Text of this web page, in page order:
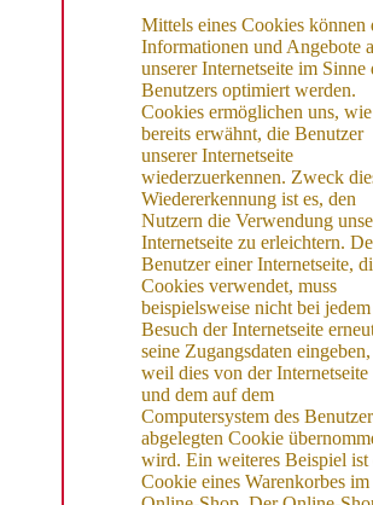
Mittels eines Cookies können
Informationen und Angebote
unserer Internetseite im Sinne
Benutzers optimiert werden.
Cookies ermöglichen uns, wie
bereits erwähnt, die Benutzer
unserer Internetseite
wiederzuerkennen. Zweck
Wiedererkennung ist es, den
Nutzern die Verwendung
Internetseite zu erleichtern.
Benutzer einer Internetseite,
Cookies verwendet, muss
beispielsweise nicht bei jedem
Besuch der Internetseite
seine Zugangsdaten eingeben,
weil dies von der Internetseite
und dem auf dem
Computersystem des
abgelegten Cookie
wird. Ein weiteres Beispiel ist
Cookie eines Warenkorbes im